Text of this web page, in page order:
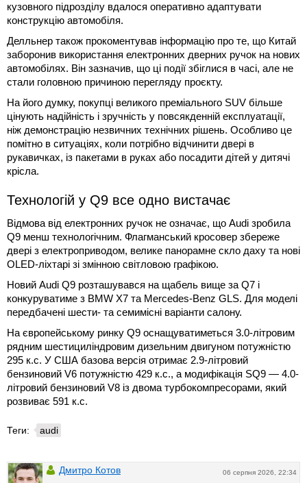
кузовного підрозділу вдалося оперативно адаптувати
конструкцію автомобіля.
Делльнер також прокоментував інформацію про те, що Китай
заборонив використання електронних дверних ручок на нових
автомобілях. Він зазначив, що ці події збіглися в часі, але не
стали головною причиною перегляду проєкту.
На його думку, покупці великого преміального SUV більше
цінують надійність і зручність у повсякденній експлуатації,
ніж демонстрацію незвичних технічних рішень. Особливо це
помітно в ситуаціях, коли потрібно відчинити двері в
рукавичках, із пакетами в руках або посадити дітей у дитячі
крісла.
Технологій у Q9 все одно вистачає
Відмова від електронних ручок не означає, що Audi зробила
Q9 менш технологічним. Флагманський кросовер збереже
двері з електроприводом, велике панорамне скло даху та нові
OLED-ліхтарі зі змінною світловою графікою.
Новий Audi Q9 розташувався на щабель вище за Q7 і
конкуруватиме з BMW X7 та Mercedes-Benz GLS. Для моделі
передбачені шести- та семимісні варіанти салону.
На європейському ринку Q9 оснащуватиметься 3.0-літровим
рядним шестициліндровим дизельним двигуном потужністю
295 к.с. У США базова версія отримає 2.9-літровий
бензиновий V6 потужністю 429 к.с., а модифікація SQ9 — 4.0-
літровий бензиновий V8 із двома турбокомпресорами, який
розвиває 591 к.с.
Теги: audi
06 серпня 2026, 22:34
Дмитро Котов